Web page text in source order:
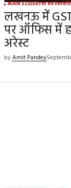
MAIN SLIDERउत्तर प्रदेश
लखनऊ में GST
पर ऑफिस में
अरेस्ट
byAmit Pandey